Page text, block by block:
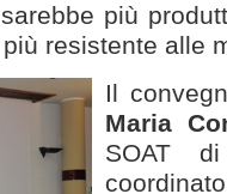
più
resistente alle
Il
Maria
SOAT